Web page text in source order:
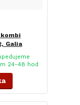
Galia
24-48 hod